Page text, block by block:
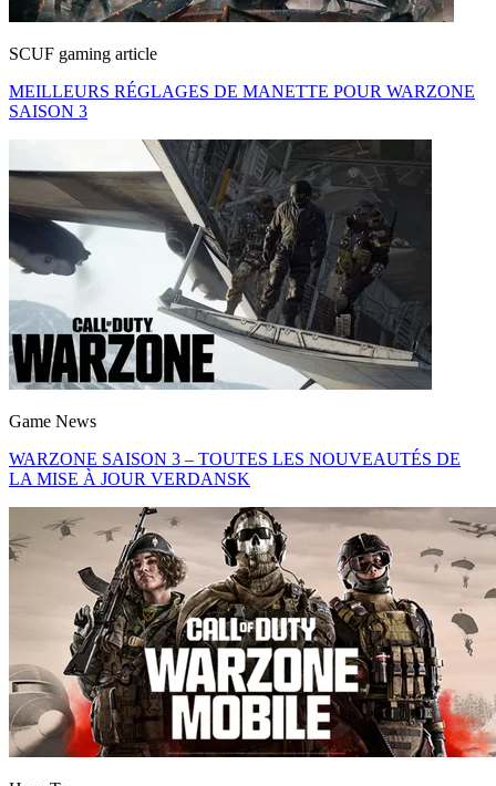
SCUF gaming article
MEILLEURS RÉGLAGES DE MANETTE POUR WARZONE
SAISON 3
Game News
WARZONE SAISON 3 – TOUTES LES NOUVEAUTÉS DE
LA MISE À JOUR VERDANSK